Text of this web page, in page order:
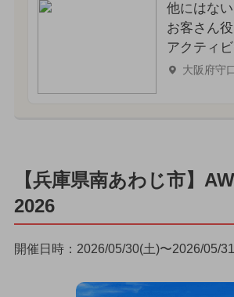
他にはな
お客さん
アクティ
大阪府守
【兵庫県南あわじ市】
2026
開催日時：2026/05/30(土)〜2026/05/